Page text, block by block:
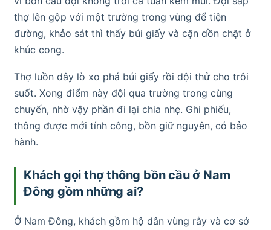
thợ lên gộp với một trường trong vùng để tiện
đường, khảo sát thì thấy búi giấy và cặn dồn chặt ở
khúc cong.
Thợ luồn dây lò xo phá búi giấy rồi dội thử cho trôi
suốt. Xong điểm này đội qua trường trong cùng
chuyến, nhờ vậy phần đi lại chia nhẹ. Ghi phiếu,
thông được mới tính công, bồn giữ nguyên, có bảo
hành.
Khách gọi thợ thông bồn cầu ở Nam
Đông gồm những ai?
Ở Nam Đông, khách gồm hộ dân vùng rẫy và cơ sở